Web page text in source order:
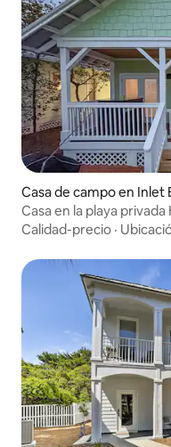
Casa de campo en Inlet
Casa en la playa
bicicletas
Calidad-precio ·